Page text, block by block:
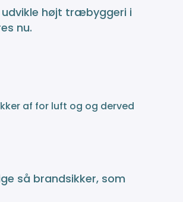
højt træbyggeri i
nu.
af for luft og og derved
så brandsikker, som